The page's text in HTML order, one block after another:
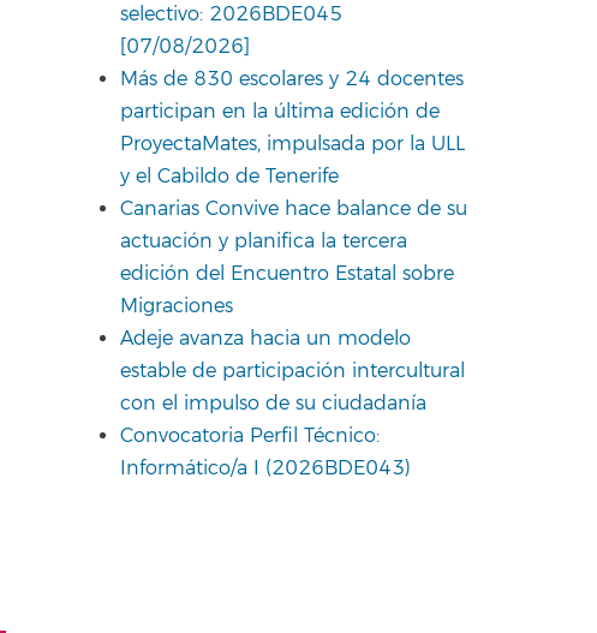
selectivo: 2026BDE045
[07/08/2026]
Más de 830 escolares y 24 docentes
participan en la última edición de
ProyectaMates, impulsada por la ULL
y el Cabildo de Tenerife
Canarias Convive hace balance de su
actuación y planifica la tercera
edición del Encuentro Estatal sobre
Migraciones
Adeje avanza hacia un modelo
estable de participación intercultural
con el impulso de su ciudadanía
Convocatoria Perfil Técnico:
Informático/a I (2026BDE043)